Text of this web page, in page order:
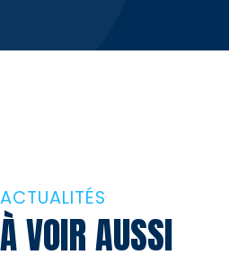
ACTUALITÉS
À VOIR AUSSI